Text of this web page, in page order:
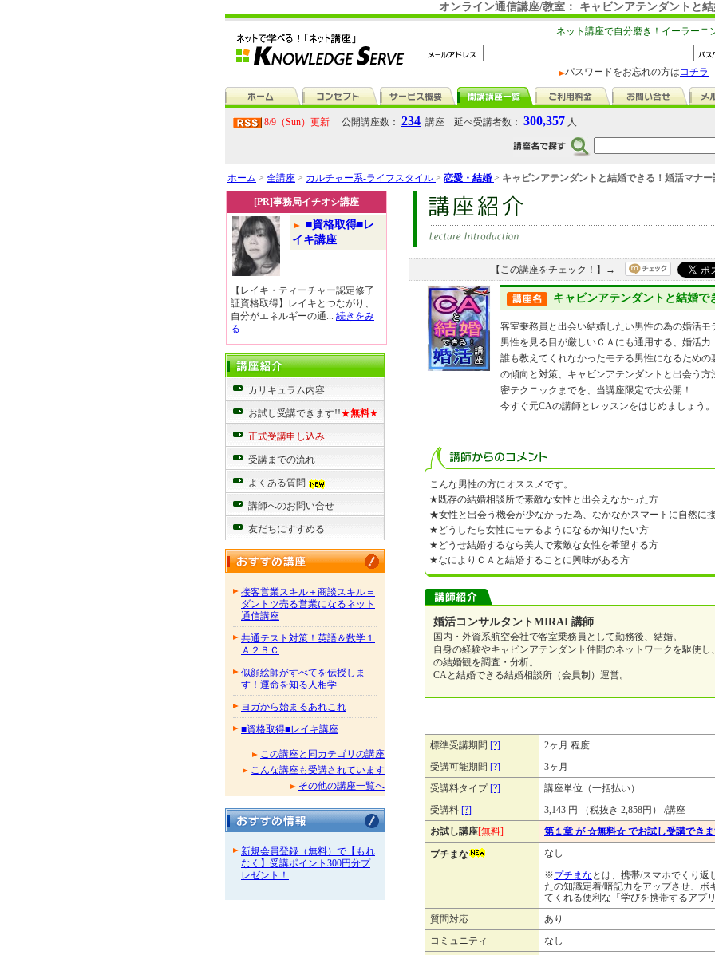
オンライン通信講座/教室： キャビンアテンダントと
ネット講座で自分磨き！イーラーニ
パスワードをお忘れの方はコチラ
8/9（Sun）更新 公開講座数： 234 講座 延べ受講者数： 300,357 人
ホーム > 全講座 > カルチャー系-ライフスタイル > 恋愛・結婚 > キャビンアテンダントと結婚できる！婚活マナー
[PR]事務局イチオシ講座
■資格取得■レ
イキ講座
【レイキ・ティーチャー認定修了
証資格取得】レイキとつながり、
自分がエネルギーの通... 続きをみ
る
カリキュラム内容
お試し受講できます!!★無料★
正式受講申し込み
受講までの流れ
よくある質問
講師へのお問い合せ
友だちにすすめる
接客営業スキル＋商談スキル＝
ダントツ売る営業になるネット
通信講座
共通テスト対策！英語＆数学１
Ａ２ＢＣ
似顔絵師がすべてを伝授しま
す！運命を知る人相学
ヨガから始まるあれこれ
■資格取得■レイキ講座
この講座と同カテゴリの講座
こんな講座も受講されています
その他の講座一覧へ
新規会員登録（無料）で【もれ
なく】受講ポイント300円分プ
レゼント！
【この講座をチェック！】→
キャビンアテンダントと結婚で
客室乗務員と出会い結婚したい男性の為の婚活モ
男性を見る目が厳しいＣＡにも通用する、婚活
誰も教えてくれなかったモテる男性になるため
の傾向と対策、キャビンアテンダントと出会う
密テクニックまでを、当講座限定で大公開！
今すぐ元CAの講師とレッスンをはじめましょう。
こんな男性の方にオススメです。
★既存の結婚相談所で素敵な女性と出会えなかった方
★女性と出会う機会が少なかった為、なかなかスマートに自然に
★どうしたら女性にモテるようになるか知りたい方
★どうせ結婚するなら美人で素敵な女性を希望する方
★なによりＣＡと結婚することに興味がある方
婚活コンサルタントMIRAI 講師
国内・外資系航空会社で客室乗務員として勤務後、結婚。
自身の経験やキャビンアテンダント仲間のネットワークを駆使
の結婚観を調査・分析。
CAと結婚できる結婚相談所（会員制）運営。
標準受講期間 [?]
2ヶ月 程度
受講可能期間 [?]
3ヶ月
受講料タイプ[?]
講座単位（一括払い）
受講料 [?]
3,143 円 （税抜き 2,858円） /講座
お試し講座[無料] 第１章 が ☆無料☆ でお試し受講でき
プチまな
なし
※プチまな とは、携帯/スマホでくり返
たの知識定着/暗記力をアップさせ、ボ
てくれる便利な「学びを携帯するアプ
質問対応
あり
コミュニティ
なし